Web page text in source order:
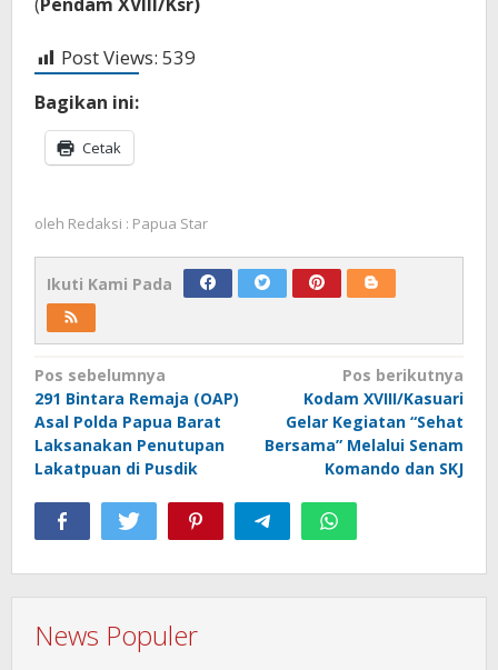
Post Views: 539
Bagikan ini:
Cetak
oleh Redaksi : Papua Star
Ikuti Kami Pada
Navigasi
pos
Pos sebelumnya
291 Bintara Remaja (OAP)
Asal Polda Papua Barat
Laksanakan Penutupan
Lakatpuan di Pusdik
Pos berikutnya
Kodam XVIII/Kasuari
Gelar Kegiatan “Sehat
Bersama” Melalui Senam
Komando dan SKJ
News Populer